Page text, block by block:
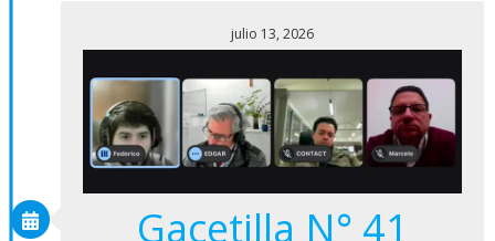
julio 13, 2026
Gacetilla N° 41